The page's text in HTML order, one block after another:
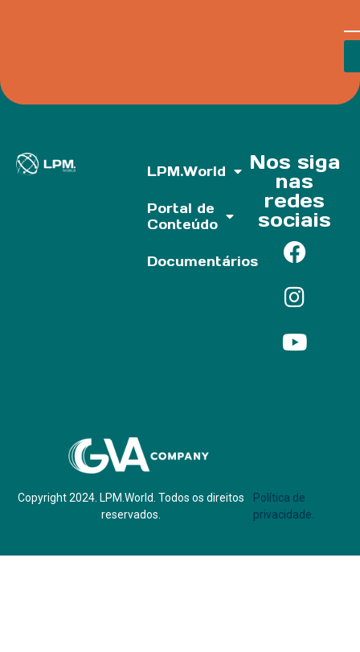
LPM.World
Portal de
Conteúdo
Documentários
Nos siga
nas
redes
sociais
Copyright 2024. LPM.World. Todos os direitos
reservados.
Política de
privacidade.